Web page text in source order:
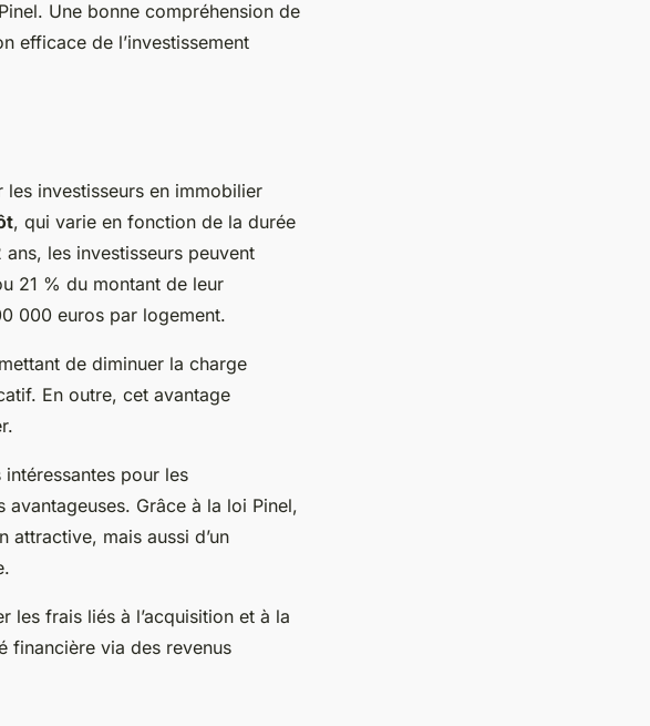
Une bonne compréhension de
efficace de l’investissement
investisseurs en immobilier
, qui varie en fonction de la durée
les investisseurs peuvent
21 % du montant de leur
000 euros par logement.
de diminuer la charge
En outre, cet avantage
pour les
Grâce à la loi Pinel,
attractive, mais aussi d’un
les frais liés à l’acquisition et à la
financière via des revenus